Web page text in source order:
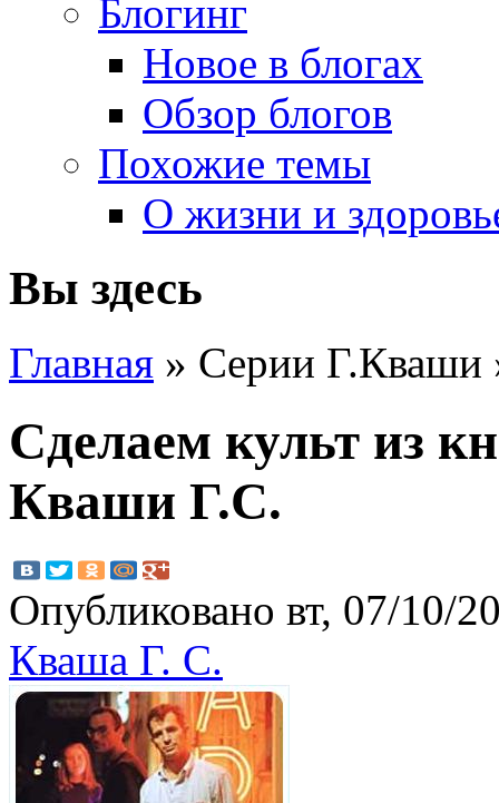
Блогинг
Новое в блогах
Обзор блогов
Похожие темы
О жизни и
Вы здесь
Главная » Серии
Сделаем культ из
Кваши Г.С.
Опубликовано вт, 07/10/
Кваша Г. С.